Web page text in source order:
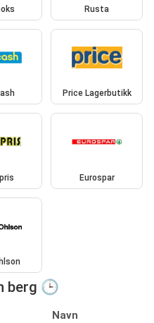
Rusta
Price Lagerbutikk
Eurospar
berg 🕒
Navn